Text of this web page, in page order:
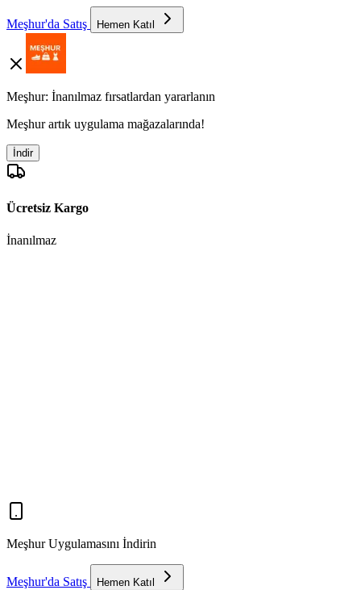
Meşhur'da Satış Hemen Katıl
Meşhur: İnanılmaz fırsatlardan yararlanın
Meşhur artık uygulama mağazalarında!
İndir
Ücretsiz Kargo
İnanılmaz
Meşhur Uygulamasını İndirin
Meşhur'da Satış Hemen Katıl